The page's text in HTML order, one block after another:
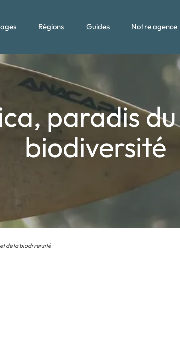
Régions Guides Notre agence
paradis
biodiversité
de la biodiversité